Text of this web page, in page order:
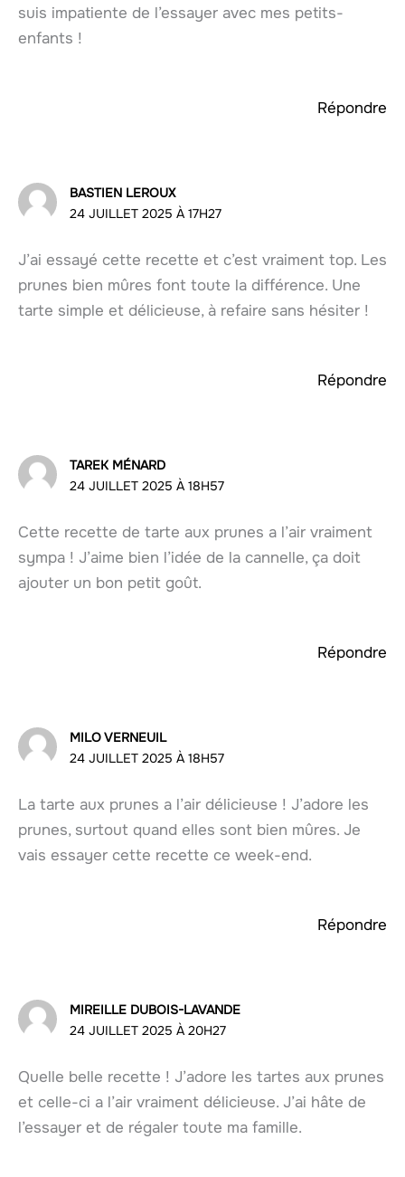
suis impatiente de l’essayer avec mes petits-
enfants !
Répondre
BASTIEN LEROUX
24 JUILLET 2025 À 17H27
J’ai essayé cette recette et c’est vraiment top. Les
prunes bien mûres font toute la différence. Une
tarte simple et délicieuse, à refaire sans hésiter !
Répondre
TAREK MÉNARD
24 JUILLET 2025 À 18H57
Cette recette de tarte aux prunes a l’air vraiment
sympa ! J’aime bien l’idée de la cannelle, ça doit
ajouter un bon petit goût.
Répondre
MILO VERNEUIL
24 JUILLET 2025 À 18H57
La tarte aux prunes a l’air délicieuse ! J’adore les
prunes, surtout quand elles sont bien mûres. Je
vais essayer cette recette ce week-end.
Répondre
MIREILLE DUBOIS-LAVANDE
24 JUILLET 2025 À 20H27
Quelle belle recette ! J’adore les tartes aux prunes
et celle-ci a l’air vraiment délicieuse. J’ai hâte de
l’essayer et de régaler toute ma famille.